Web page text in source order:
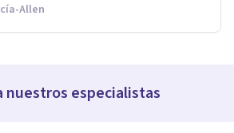
Allen
nuestros especialistas